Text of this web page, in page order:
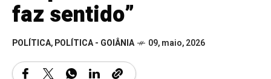
faz sentido”
POLÍTICA,POLÍTICA - GOIÂNIA 09, maio, 2026